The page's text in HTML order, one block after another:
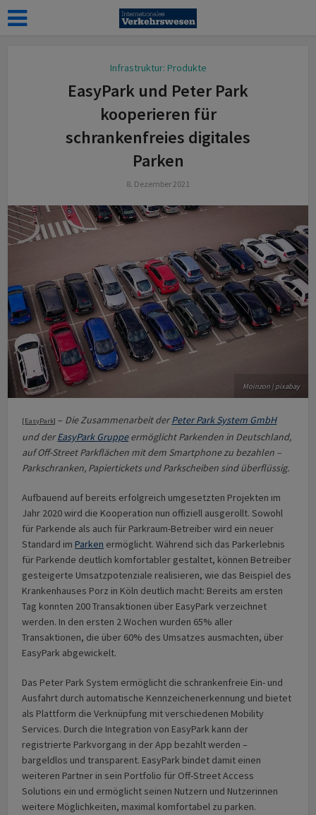
Infrastruktur: Produkte
EasyPark und Peter Park
kooperieren für
schrankenfreies digitales
Parken
8. Dezember 2021
Moinzon | pixabay
[EasyPark] – Die Zusammenarbeit derPeter Park System GmbH
und derEasyPark Gruppeermöglicht Parkenden in Deutschland,
auf Off-Street Parkflächen mit dem Smartphone zu bezahlen –
Parkschranken, Papiertickets und Parkscheiben sind überflüssig.
Aufbauend auf bereits erfolgreich umgesetzten Projekten im
Jahr 2020 wird die Kooperation nun offiziell ausgerollt. Sowohl
für Parkende als auch für Parkraum-Betreiber wird ein neuer
Standard imParken ermöglicht. Während sich das Parkerlebnis
für Parkende deutlich komfortabler gestaltet, können Betreiber
gesteigerte Umsatzpotenziale realisieren, wie das Beispiel des
Krankenhauses Porz in Köln deutlich macht: Bereits am ersten
Tag konnten 200 Transaktionen über EasyPark verzeichnet
werden. In den ersten 2 Wochen wurden 65% aller
Transaktionen, die über 60% des Umsatzes ausmachten, über
EasyPark abgewickelt.
Das Peter Park System ermöglicht die schrankenfreie Ein- und
Ausfahrt durch automatische Kennzeichenerkennung und bietet
als Plattform die Verknüpfung mit verschiedenen Mobility
Services. Durch die Integration von EasyPark kann der
registrierte Parkvorgang in der App bezahlt werden –
bargeldlos und transparent. EasyPark bindet damit einen
weiteren Partner in sein Portfolio für Off-Street Access
Solutions ein und ermöglicht seinen Nutzern und Nutzerinnen
weitere Möglichkeiten, maximal komfortabel zu parken.